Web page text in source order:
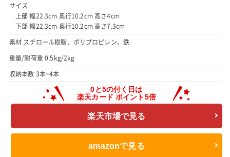
サイズ
上部 幅22.3cm 奥行10.2cm 高さ4cm
下部 幅22.3cm 奥行10.2cm 高さ7.3cm
素材 スチロール樹脂、ポリプロピレン、鉄
重量/耐荷重 0.5kg/2kg
収納本数 3本~4本
楽天市場で見る
amazonで見る